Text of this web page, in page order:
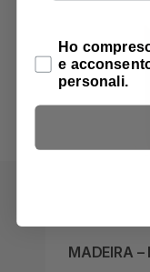
MADEIRA
Privacy Policy
Ho
e
personali.